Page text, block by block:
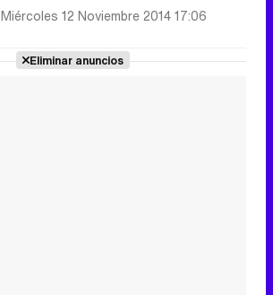
Miércoles 12 Noviembre 2014 17:06
Eliminar anuncios